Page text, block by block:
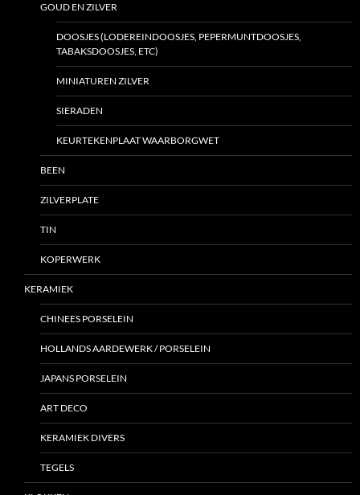
GOUD EN ZILVER
DOOSJES (LODEREINDOOSJES, PEPERMUNTDOOSJES,
TABAKSDOOSJES, ETC)
MINIATUREN ZILVER
SIERADEN
KEURTEKENPLAAT WAARBORGWET
BEEN
ZILVERPLATE
TIN
KOPERWERK
KERAMIEK
CHINEES PORSELEIN
HOLLANDS AARDEWERK / PORSELEIN
JAPANS PORSELEIN
ART DECO
KERAMIEK DIVERS
TEGELS